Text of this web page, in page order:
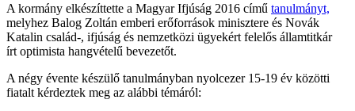
A kormány elkészíttette a Magyar Ifjúság 2016 című tanulmányt,
melyhez Balog Zoltán emberi erőforrások minisztere és Novák
Katalin család-, ifjúság és nemzetközi ügyekért felelős államtitkár
írt optimista hangvételű bevezetőt.
A négy évente készülő tanulmányban nyolcezer 15-19 év közötti
fiatalt kérdeztek meg az alábbi témáról: